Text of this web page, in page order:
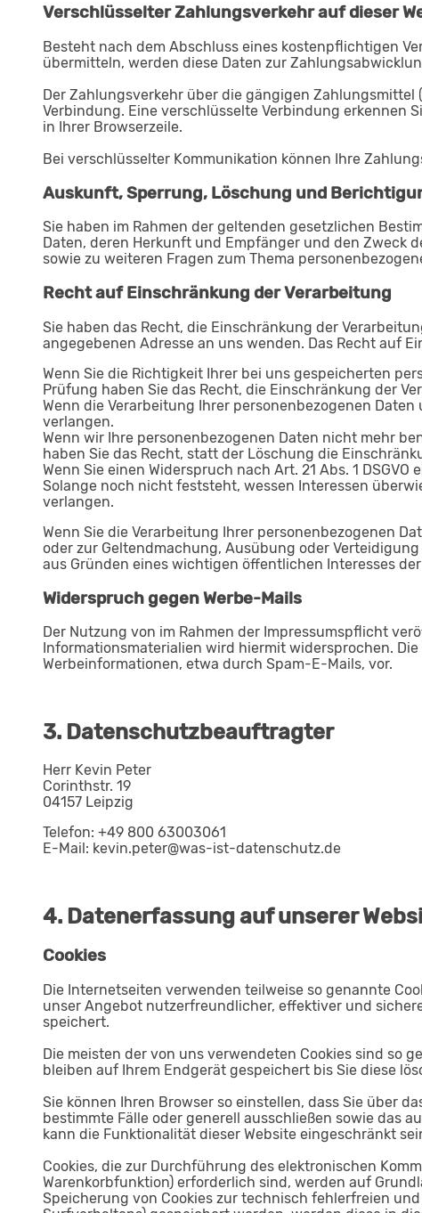
Verschlüsselter Zahlungsverkehr auf dieser
Besteht nach dem Abschluss eines kostenpflichtigen
übermitteln, werden diese Daten zur
Der Zahlungsverkehr über die gängigen
Verbindung. Eine verschlüsselte Verbindung erkennen
in Ihrer Browserzeile.
Bei verschlüsselter Kommunikation können Ihre
Auskunft, Sperrung, Löschung und
Sie haben im Rahmen der geltenden gesetzlichen
Daten, deren Herkunft und Empfänger und den Zweck
sowie zu weiteren Fragen zum Thema
Recht auf Einschränkung der Verarbeitung
Sie haben das Recht, die Einschränkung der
angegebenen Adresse an uns wenden. Das Recht auf
Wenn Sie die Richtigkeit Ihrer bei uns gespeicherten
Prüfung haben Sie das Recht, die Einschränkung der
Wenn die Verarbeitung Ihrer personenbezogenen
verlangen.
Wenn wir Ihre personenbezogenen Daten nicht mehr
haben Sie das Recht, statt der Löschung die
Wenn Sie einen Widerspruch nach Art. 21 Abs. 1
Solange noch nicht feststeht, wessen Interessen
verlangen.
Wenn Sie die Verarbeitung Ihrer personenbezogenen
oder zur Geltendmachung, Ausübung oder
aus Gründen eines wichtigen öffentlichen Interesses
Widerspruch gegen Werbe-Mails
Der Nutzung von im Rahmen der Impressumspflicht
Informationsmaterialien wird hiermit widersprochen.
Werbeinformationen, etwa durch Spam-E-Mails, vor.
3. Datenschutzbeauftragter
Herr Kevin Peter
Corinthstr. 19
04157 Leipzig
Telefon: +49 800 63003061
E-Mail: kevin.peter@was-ist-datenschutz.de
4. Datenerfassung auf unserer
Cookies
Die Internetseiten verwenden teilweise so genannte
unser Angebot nutzerfreundlicher, effektiver und
speichert.
Die meisten der von uns verwendeten Cookies sind so
bleiben auf Ihrem Endgerät gespeichert bis Sie diese
Sie können Ihren Browser so einstellen, dass Sie über
bestimmte Fälle oder generell ausschließen sowie das
kann die Funktionalität dieser Website eingeschränkt
Cookies, die zur Durchführung des elektronischen
Warenkorbfunktion) erforderlich sind, werden auf
Speicherung von Cookies zur technisch fehlerfreien